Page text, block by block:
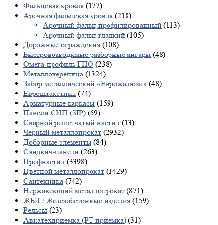
Фальцевая кровля (177)
Арочная фальцевая кровля (218)
Арочный фальц профилированный (113)
Арочный фальц гладкий (105)
Дорожные ограждения (108)
Быстровозводимые разборные ангары (48)
Омега-профиль ГПО (238)
Металлочерепица (1324)
Забор металлический «Еврожалюзи» (48)
Евроштакетник (74)
Арматурные каркасы (159)
Панели СИП (SIP) (69)
Сварной решетчатый настил (13)
Черный металлопрокат (2932)
Доборные элементы (84)
Сэндвич-панели (263)
Профнастил (3398)
Цветной металлопрокат (1429)
Сантехника (742)
Нержавеющий металлопрокат (871)
ЖБИ / Железобетонные изделия (159)
Рельсы (23)
Авиатехприемка (РТ приемка) (31)